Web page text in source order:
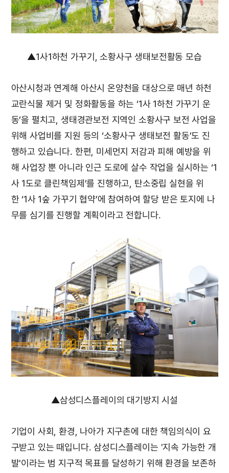
▲1사1하천 가꾸기, 소황사구 생태보전활동 모습
아산시청과 연계해 아산시 온양천을 대상으로 매년 하천
교란식물 제거 및 정화활동을 하는 ‘1사 1하천 가꾸기 운
동’을 펼치고, 생태경관보전 지역인 소황사구 보전 사업을
위해 사업비를 지원 등의 ‘소황사구 생태보전 활동’도 진
행하고 있습니다. 한편, 미세먼지 저감과 피해 예방을 위
해 사업장 뿐 아니라 인근 도로에 살수 작업을 실시하는 ‘1
사 1도로 클린책임제’를 진행하고, 탄소중립 실현을 위
한 ‘1사 1숲 가꾸기 협약’에 참여하여 할당 받은 토지에 나
무를 심기를 진행할 계획이라고 전합니다.
▲삼성디스플레이의 대기방지 시설
기업이 사회, 환경, 나아가 지구촌에 대한 책임의식이 요
구받고 있는 때입니다. 삼성디스플레이는 '지속 가능한 개
발'이라는 범 지구적 목표를 달성하기 위해 환경을 보존하